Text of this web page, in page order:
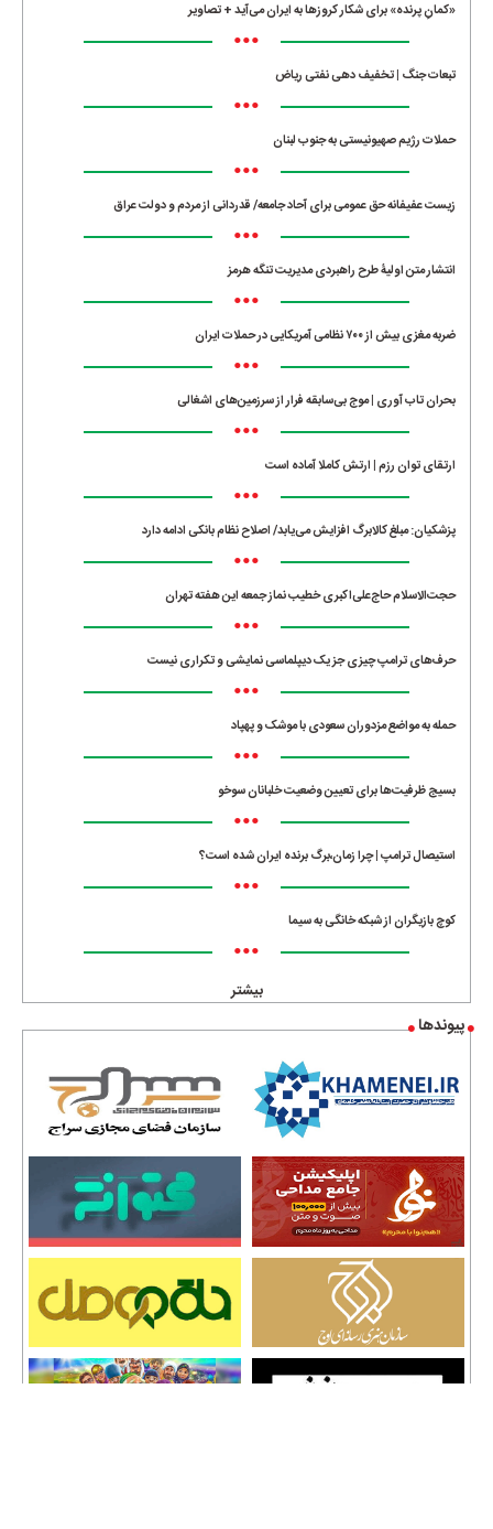
«کمانِ پرنده» برای شکار کروزها به ایران می‌آید + تصاویر
•••
تبعات جنگ | تخفیف دهی نفتی ریاض
•••
حملات رژیم صهیونیستی به جنوب لبنان
•••
زیست عفیفانه حق عمومی برای آحاد جامعه/ قدردانی از مردم و دولت عراق
•••
انتشار متن اولیۀ طرح راهبردی مدیریت تنگه هرمز
•••
ضربه مغزی بیش از ۷۰۰ نظامی آمریکایی در حملات ایران
•••
بحران تاب آوری | موج بی‌سابقه فرار از سرزمین‌های اشغالی
•••
ارتقای توان رزم | ارتش کاملا آماده است
•••
پزشکیان: مبلغ کالابرگ افزایش می‌یابد/ اصلاح نظام بانکی ادامه دارد
•••
حجت‌الاسلام حاج‌علی‌اکبری خطیب نماز جمعه این هفته تهران
•••
حرف‌های ترامپ چیزی جز یک دیپلماسی نمایشی و تکراری نیست
•••
حمله به مواضع مزدوران سعودی با موشک و پهپاد
•••
بسیج ظرفیت‌ها برای تعیین وضعیت خلبانان سوخو
•••
استیصال ترامپ | چرا زمان،برگ برنده ایران شده است؟
•••
کوچ بازیگران از شبکه خانگی به سیما
•••
بیشتر
پیوندها